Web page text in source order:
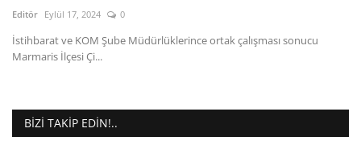
Editör Eylül 17, 2024 0
İstihbarat ve KOM Şube Müdürlüklerince ortak çalışması sonucu
Marmaris İlçesi Çi...
BIZI TAKIP EDIN!..